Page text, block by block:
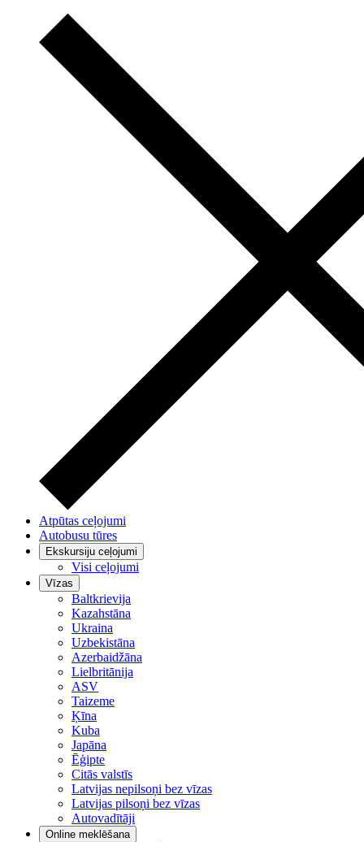
Atpūtas ceļojumi
Autobusu tūres
Ekskursiju ceļojumi
Visi ceļojumi
Vīzas
Baltkrievija
Kazahstāna
Ukraina
Uzbekistāna
Azerbaidžāna
Lielbritānija
ASV
Taizeme
Ķīna
Kuba
Japāna
Ēģipte
Citās valstīs
Latvijas nepilsoņi bez vīzas
Latvijas pilsoņi bez vīzas
Autovadītāji
Online meklēšana